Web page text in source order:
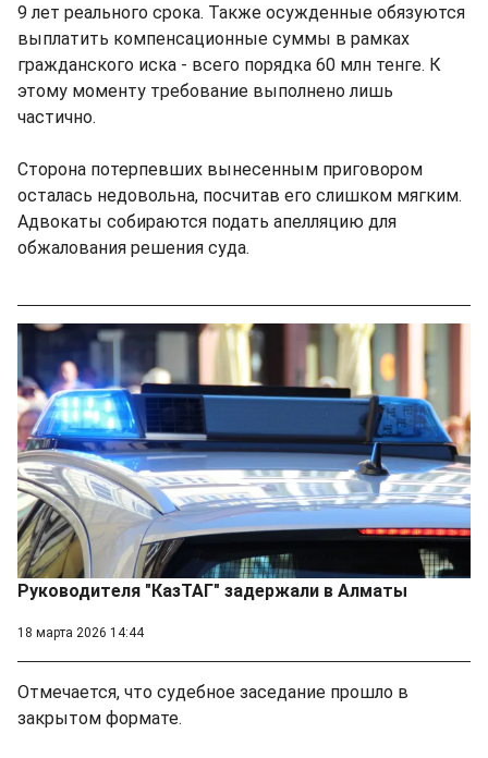
9 лет реального срока. Также осужденные обязуются
выплатить компенсационные суммы в рамках
гражданского иска - всего порядка 60 млн тенге. К
этому моменту требование выполнено лишь
частично.
Сторона потерпевших вынесенным приговором
осталась недовольна, посчитав его слишком мягким.
Адвокаты собираются подать апелляцию для
обжалования решения суда.
Руководителя "КазТАГ" задержали в Алматы
18 марта 2026 14:44
Отмечается, что судебное заседание прошло в
закрытом формате.